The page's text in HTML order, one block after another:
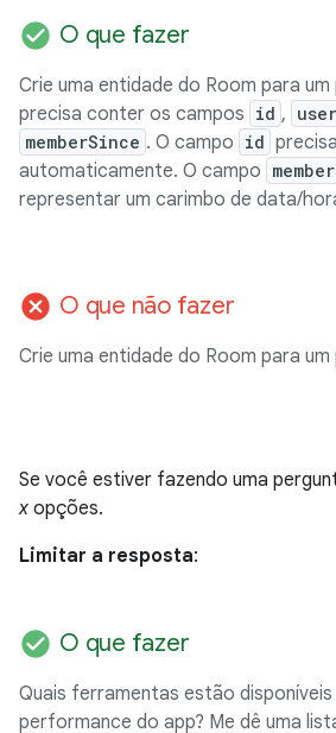
check_circle O que fazer
Crie uma entidade do Room para
precisa conter os campos id ,
memberSince . O campo id
automaticamente. O campo
representar um carimbo de data/
cancel O que não fazer
Crie uma entidade do Room para
Se você estiver fazendo uma
x opções.
Limitar a resposta:
check_circle O que fazer
Quais ferramentas estão
performance do app? Me dê uma